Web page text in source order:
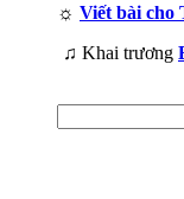
☼ Viết bài cho
♫ Khai trương